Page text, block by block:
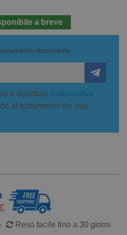
a breve
disponibile
e accettato l'informativa
al trattamento dei dati.
Reso facile fino a 30 giorni